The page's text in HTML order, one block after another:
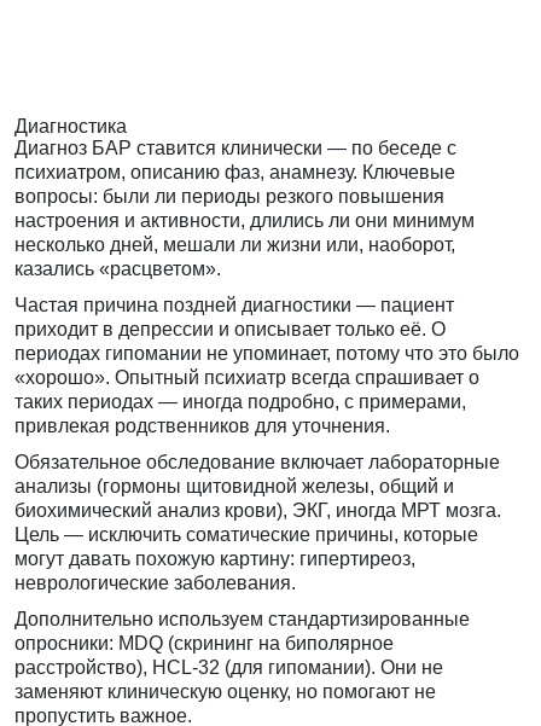
Диагностика
Диагноз БАР ставится клинически — по беседе с
психиатром, описанию фаз, анамнезу. Ключевые
вопросы: были ли периоды резкого повышения
настроения и активности, длились ли они минимум
несколько дней, мешали ли жизни или, наоборот,
казались «расцветом».
Частая причина поздней диагностики — пациент
приходит в депрессии и описывает только её. О
периодах гипомании не упоминает, потому что это было
«хорошо». Опытный психиатр всегда спрашивает о
таких периодах — иногда подробно, с примерами,
привлекая родственников для уточнения.
Обязательное обследование включает лабораторные
анализы (гормоны щитовидной железы, общий и
биохимический анализ крови), ЭКГ, иногда МРТ мозга.
Цель — исключить соматические причины, которые
могут давать похожую картину: гипертиреоз,
неврологические заболевания.
Дополнительно используем стандартизированные
опросники: MDQ (скрининг на биполярное
расстройство), HCL-32 (для гипомании). Они не
заменяют клиническую оценку, но помогают не
пропустить важное.